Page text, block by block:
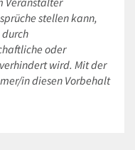
stellen kann,
durch
oder
wird. Mit der
in diesen Vorbehalt